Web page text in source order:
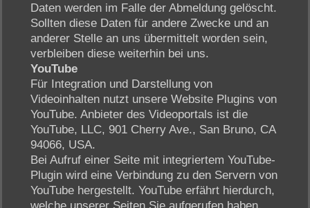
Daten werden im Falle der Abmeldung gelöscht.
Sollten diese Daten für andere Zwecke und an
anderer Stelle an uns übermittelt worden sein,
verbleiben diese weiterhin bei uns.
YouTube
Für Integration und Darstellung von
Videoinhalten nutzt unsere Website Plugins von
YouTube. Anbieter des Videoportals ist die
YouTube, LLC, 901 Cherry Ave., San Bruno, CA
94066, USA.
Bei Aufruf einer Seite mit integriertem YouTube-
Plugin wird eine Verbindung zu den Servern von
YouTube hergestellt. YouTube erfährt hierdurch,